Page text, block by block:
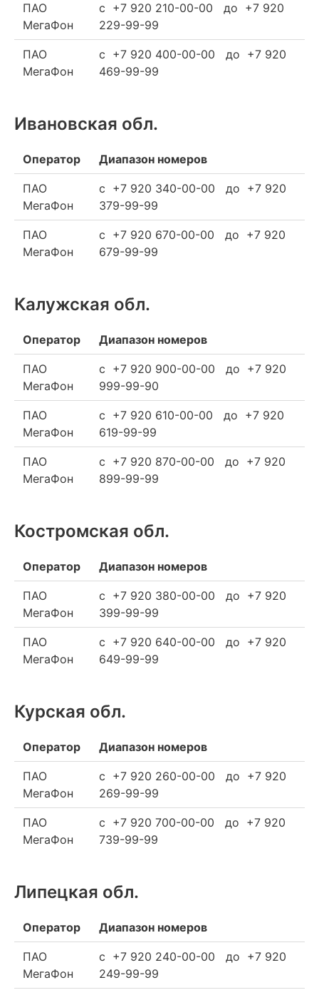
ПАО
МегаФон
c +7 920 210-00-00 до +7 920
229-99-99
ПАО
МегаФон
c +7 920 400-00-00 до +7 920
469-99-99
Ивановская обл.
Оператор Диапазон номеров
ПАО
МегаФон
c +7 920 340-00-00 до +7 920
379-99-99
ПАО
МегаФон
c +7 920 670-00-00 до +7 920
679-99-99
Калужская обл.
Оператор Диапазон номеров
ПАО
МегаФон
c +7 920 900-00-00 до +7 920
999-99-90
ПАО
МегаФон
c +7 920 610-00-00 до +7 920
619-99-99
ПАО
МегаФон
c +7 920 870-00-00 до +7 920
899-99-99
Костромская обл.
Оператор Диапазон номеров
ПАО
МегаФон
c +7 920 380-00-00 до +7 920
399-99-99
ПАО
МегаФон
c +7 920 640-00-00 до +7 920
649-99-99
Курская обл.
Оператор Диапазон номеров
ПАО
МегаФон
c +7 920 260-00-00 до +7 920
269-99-99
ПАО
МегаФон
c +7 920 700-00-00 до +7 920
739-99-99
Липецкая обл.
Оператор Диапазон номеров
ПАО
МегаФон
c +7 920 240-00-00 до +7 920
249-99-99